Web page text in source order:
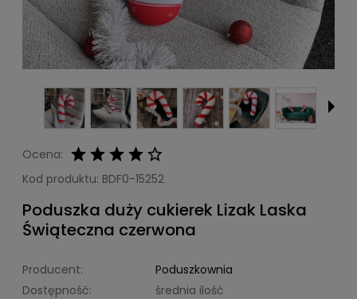
Ocena:
Kod produktu: BDF0-15252
Poduszka duży cukierek Lizak Laska
Świąteczna czerwona
Producent:
Poduszkownia
Dostępność:
średnia ilość